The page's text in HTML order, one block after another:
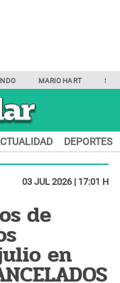
MARIO HART
DEPORTES
03 JUL 2026 | 17:01 H
de
en